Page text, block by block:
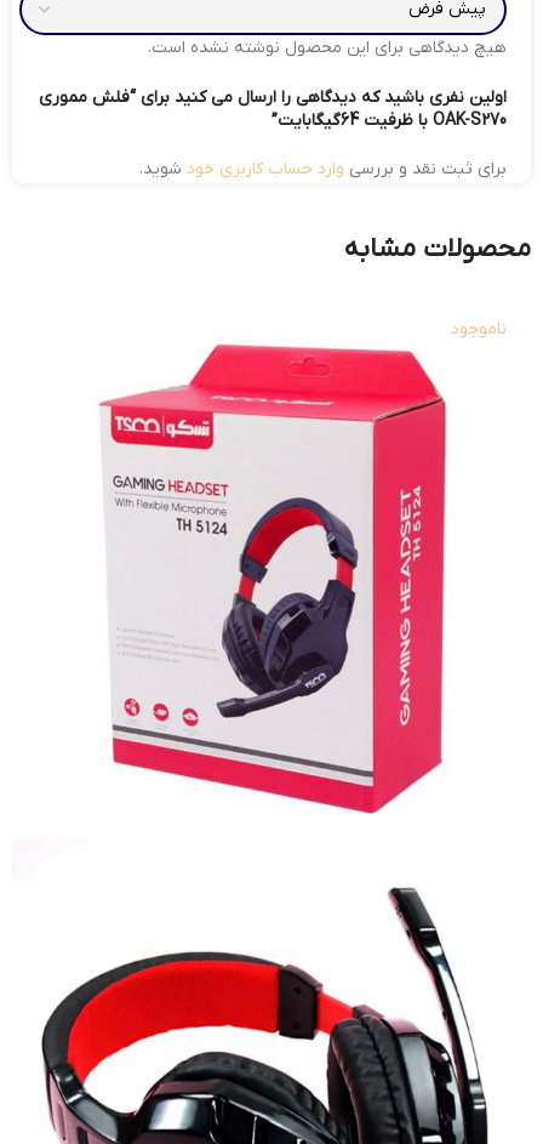
هیچ دیدگاهی برای این محصول نوشته نشده است.
اولین نفری باشید که دیدگاهی را ارسال می کنید برای “فلش مموری
OAK-S270 با ظرفیت 64گیگابایت”
برای ثبت نقد و بررسی وارد حساب کاربری خود شوید.
محصولات مشابه
ناموجود